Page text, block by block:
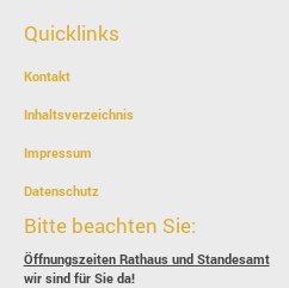
Quicklinks
Kontakt
Inhaltsverzeichnis
Impressum
Datenschutz
Bitte beachten Sie:
Öffnungszeiten Rathaus und Standesamt
wir sind für Sie da!